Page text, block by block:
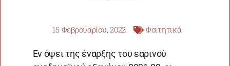
15 Φεβρουαρίου, 2022 Φοιτητικά
Εν όψει της έναρξης του εαρινού